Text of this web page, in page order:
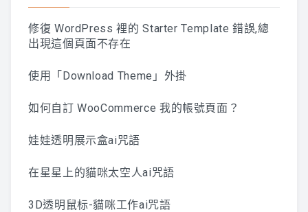
修復 WordPress 裡的 Starter Template 錯誤,總
出現這個頁面不存在
使用「Download Theme」外掛
如何自訂 WooCommerce 我的帳號頁面？
娃娃透明展示盒ai咒語
在星星上的貓咪太空人ai咒語
3D透明鼠标-貓咪工作ai咒語